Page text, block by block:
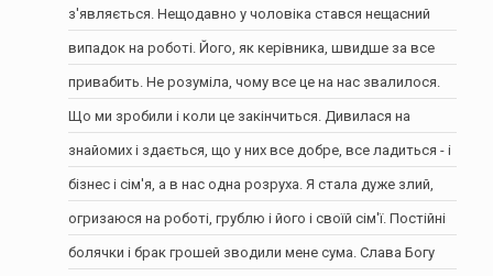
з'являється. Нещодавно у чоловіка стався нещасний
випадок на роботі. Його, як керівника, швидше за все
привабить. Не розуміла, чому все це на нас звалилося.
Що ми зробили і коли це закінчиться. Дивилася на
знайомих і здається, що у них все добре, все ладиться - і
бізнес і сім'я, а в нас одна розруха. Я стала дуже злий,
огризаюся на роботі, грублю і його і своїй сім'ї. Постійні
болячки і брак грошей зводили мене сума. Слава Богу